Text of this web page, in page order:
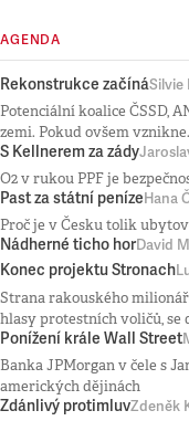
AGENDA
Rekonstrukce začínáSilvie
Potenciální koalice ČSSD,
zemi. Pokud ovšem vznikne.
S Kellnerem za zády
O2 v rukou PPF je
Past za státní penízeHana
Proč je v Česku tolik
Nádherné ticho horDavid
Konec projektu Stronach
Strana rakouského
hlasy protestních voličů, se
Ponížení krále Wall Street
Banka JPMorgan v čele s
amerických dějinách
Zdánlivý protimluvZdeněk